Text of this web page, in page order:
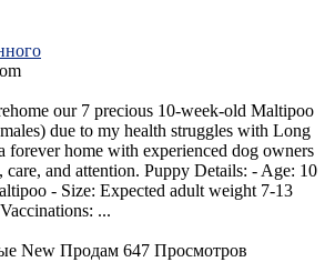
our 7 precious 10-week-old Maltipoo
due to my health struggles with Long
forever home with experienced dog owners
and attention. Puppy Details: - Age: 10
- Size: Expected adult weight 7-13
...
New Продам 647 Просмотров